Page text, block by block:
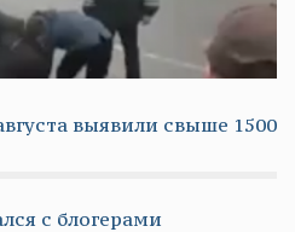
выявили свыше 1500
с блогерами